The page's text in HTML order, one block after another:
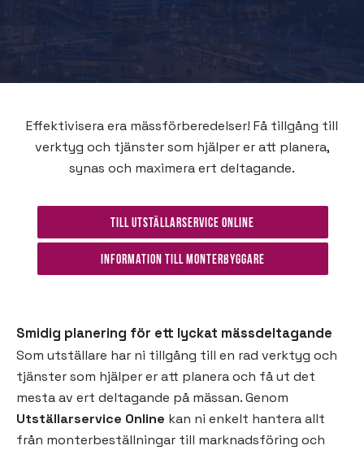
Effektivisera era mässförberedelser! Få tillgång till
verktyg och tjänster som hjälper er att planera,
synas och maximera ert deltagande.
Till Utställarservice Online
Information till monterbyggare
Smidig planering för ett lyckat mässdeltagande
Som utställare har ni tillgång till en rad verktyg och
tjänster som hjälper er att planera och få ut det
mesta av ert deltagande på mässan. Genom
Utställarservice Online kan ni enkelt hantera allt
från monterbeställningar till marknadsföring och